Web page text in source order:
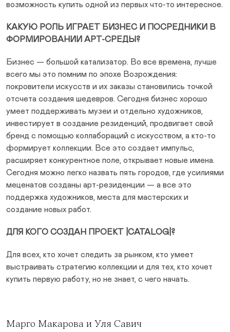
возможность купить одной из первых что-то интересное.
КАКУЮ РОЛЬ ИГРАЕТ БИЗНЕС И ПОСРЕДНИКИ В
ФОРМИРОВАНИИ АРТ-СРЕДЫ?
Бизнес — большой катализатор. Во все времена, лучше
всего мы это помним по эпохе Возрождения:
покровители искусств и их заказы становились точкой
отсчета создания шедевров. Сегодня бизнес хорошо
умеет поддерживать музеи и отдельно художников,
инвестирует в создание резиденций, продвигает свой
бренд с помощью коллабораций с искусством, а кто-то
формирует коллекции. Все это создает импульс,
расширяет конкурентное поле, открывает новые имена.
Сегодня можно легко назвать пять городов, где усилиями
меценатов созданы арт-резиденции — а все это
поддержка художников, места для мастерских и
создание новых работ.
ДЛЯ КОГО СОЗДАН ПРОЕКТ |CATALOG|?
Для всех, кто хочет следить за рынком, кто умеет
выстраивать стратегию коллекции и для тех, кто хочет
купить первую работу, но не знает, с чего начать.
Марго Макарова и Уля Савич